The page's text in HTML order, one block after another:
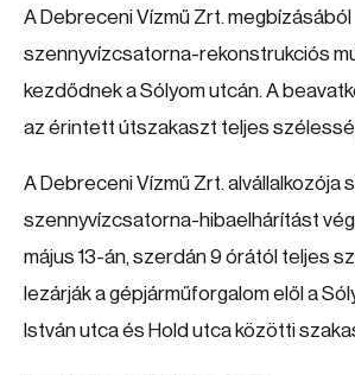
A Debreceni Vízmű Zrt. megbízásából
szennyvízcsatorna-rekonstrukciós
kezdődnek a Sólyom utcán. A
az érintett útszakaszt teljes
A Debreceni Vízmű Zrt. alvállalkozója
szennyvízcsatorna-hibaelhárítást
május 13-án, szerdán 9 órától teljes
lezárják a gépjárműforgalom elől a
István utca és Hold utca közötti